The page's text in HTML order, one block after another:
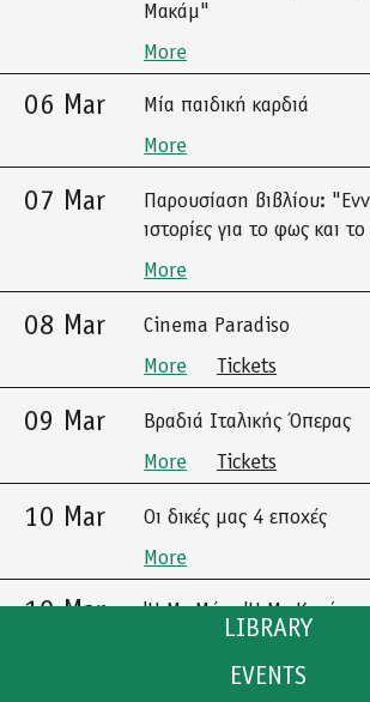
LIBRARY
CATALOGUE
EVENTS
Μακάμ"
More
06 Mar
Μία παιδική καρδιά
More
07 Mar
Παρουσίαση βιβλίου:
ιστορίες για το φως και
More
08 Mar
Cinema Paradiso
More
Tickets
09 Mar
Βραδιά Ιταλικής Όπερας
More
Tickets
10 Mar
Οι δικές μας 4 εποχές
More
10 Mar
'Η Με Μένα 'Η Με Καμία